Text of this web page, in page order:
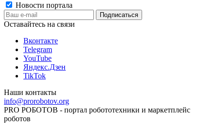
Новости портала
Оставайтесь на связи
Вконтакте
Telegram
YouTube
Яндекс.Дзен
TikTok
Наши контакты
info@prorobotov.org
PRO РОБОТОВ - портал робототехники и маркетплейс
роботов